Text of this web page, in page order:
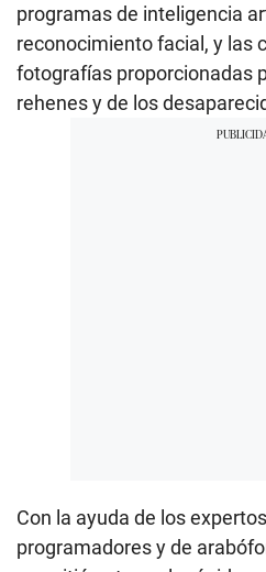
programas de inteligencia
reconocimiento facial, y las
fotografías proporcionadas
rehenes y de los
Con la ayuda de los
programadores y de